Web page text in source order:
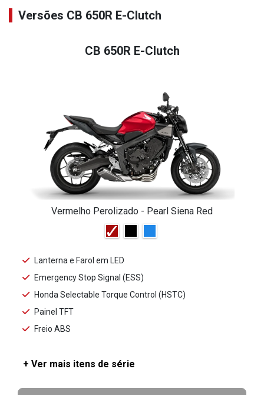
Versões CB 650R E-Clutch
CB 650R E-Clutch
Vermelho Perolizado - Pearl Siena Red
Lanterna e Farol em LED
Emergency Stop Signal (ESS)
Honda Selectable Torque Control (HSTC)
Painel TFT
Freio ABS
+ Ver mais itens de série